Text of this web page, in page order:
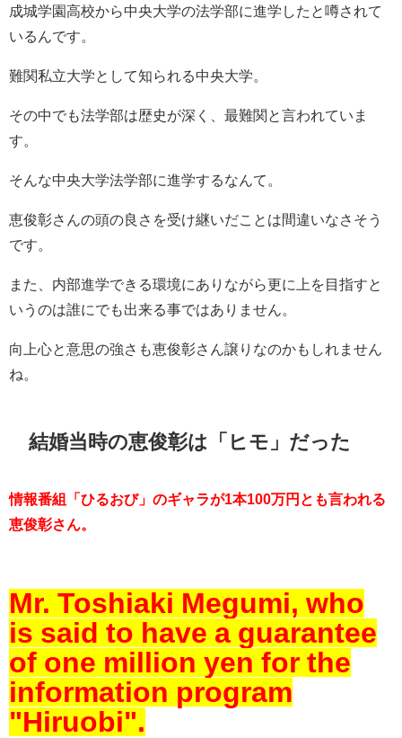
成城学園高校から中央大学の法学部に進学したと噂されて
いるんです。
難関私立大学として知られる中央大学。
その中でも法学部は歴史が深く、最難関と言われていま
す。
そんな中央大学法学部に進学するなんて。
恵俊彰さんの頭の良さを受け継いだことは間違いなさそう
です。
また、内部進学できる環境にありながら更に上を目指すと
いうのは誰にでも出来る事ではありません。
向上心と意思の強さも恵俊彰さん譲りなのかもしれません
ね。
結婚当時の恵俊彰は「ヒモ」だった
情報番組「ひるおび」のギャラが1本100万円とも言われる
恵俊彰さん。
Mr. Toshiaki Megumi, who
is said to have a guarantee
of one million yen for the
information program
"Hiruobi".